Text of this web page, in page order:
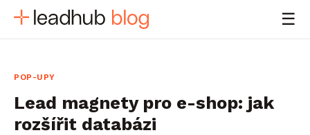
☰
POP-UPY
Lead magnety pro e-shop: jak
rozšířit databázi